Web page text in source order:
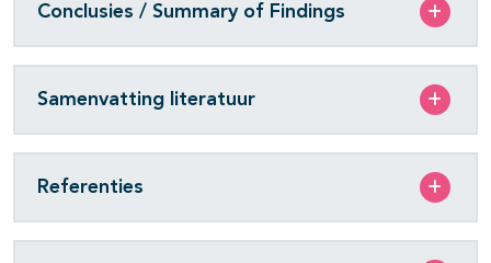
Conclusies / Summary of Findings
Samenvatting literatuur
Referenties